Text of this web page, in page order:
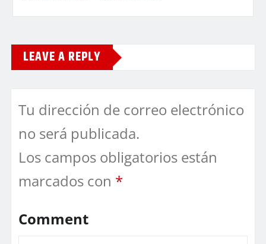
LEAVE A REPLY
Tu dirección de correo electrónico
no será publicada.
Los campos obligatorios están
marcados con *
Comment